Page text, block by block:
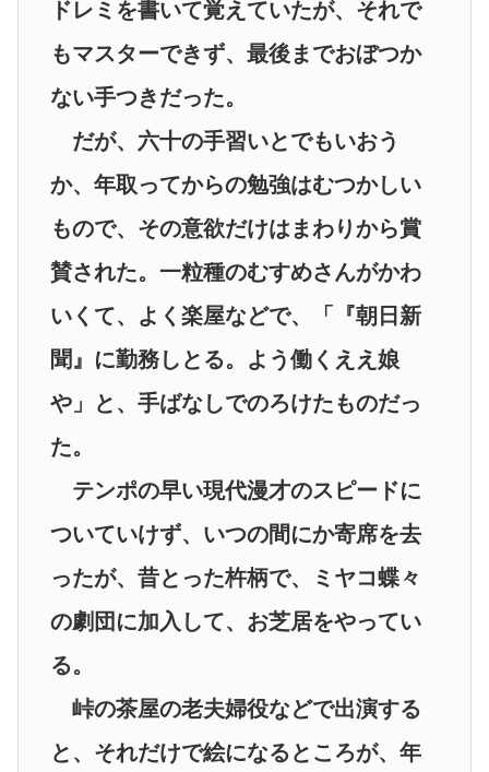
ドレミを書いて覚えていたが、それで
もマスターできず、最後までおぼつか
ない手つきだった。
だが、六十の手習いとでもいおう
か、年取ってからの勉強はむつかしい
もので、その意欲だけはまわりから賞
賛された。一粒種のむすめさんがかわ
いくて、よく楽屋などで、「『朝日新
聞』に勤務しとる。よう働くええ娘
や」と、手ばなしでのろけたものだっ
た。
テンポの早い現代漫才のスピードに
ついていけず、いつの間にか寄席を去
ったが、昔とった杵柄で、ミヤコ蝶々
の劇団に加入して、お芝居をやってい
る。
峠の茶屋の老夫婦役などで出演する
と、それだけで絵になるところが、年